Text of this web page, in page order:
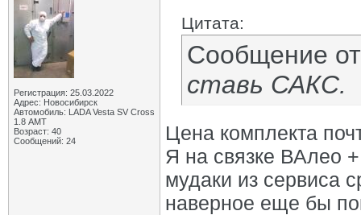
Регистрация: 25.03.2022
Адрес: Новосибирск
Автомобиль: LADA Vesta SV Cross
1.8 АМТ
Возраст: 40
Сообщений: 24
Цитата:
Сообщение
ставь САКС.
Цена комплекта
Я на связке ВАлео
мудаки из сервиса
наверное еще бы